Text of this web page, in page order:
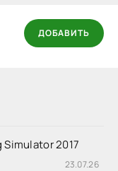
Simulator 2017
23.07.26
ДОБАВИТЬ